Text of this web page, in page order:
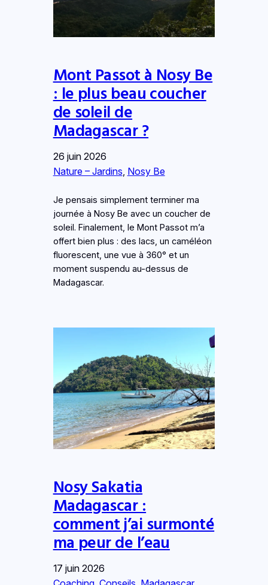
Mont Passot à Nosy Be
: le plus beau coucher
de soleil de
Madagascar ?
26 juin 2026
Nature – Jardins, Nosy Be
Je pensais simplement terminer ma
journée à Nosy Be avec un coucher de
soleil. Finalement, le Mont Passot m’a
offert bien plus : des lacs, un caméléon
fluorescent, une vue à 360° et un
moment suspendu au-dessus de
Madagascar.
Nosy Sakatia
Madagascar :
comment j’ai surmonté
ma peur de l’eau
17 juin 2026